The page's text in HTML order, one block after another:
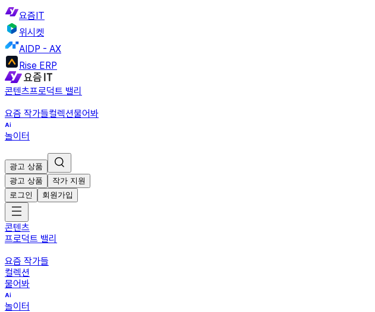
요즘IT
위시켓
AIDP - AX
Rise ERP
콘텐츠프로덕트 밸리
요즘 작가들컬렉션물어봐
놀이터
광고 상품
광고 상품
작가 지원
로그인
회원가입
콘텐츠
프로덕트 밸리
요즘 작가들
컬렉션
물어봐
놀이터